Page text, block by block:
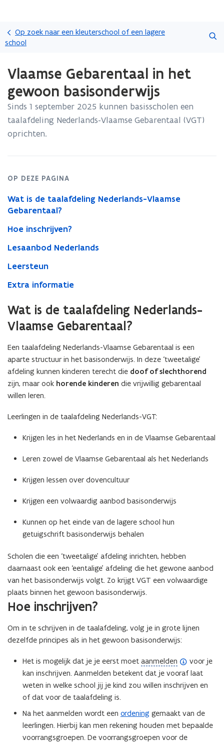
en
gaan
Op zoek naar een kleuterschool of een lagere
school
met
laden.
bevindt
zich
op:
Vlaamse
gewoon
Vlaamse Gebarentaal in het
gewoon basisonderwijs
Sinds 1 september 2025 kunnen basisscholen een
taalafdeling Nederlands-Vlaamse Gebarentaal (VGT)
oprichten.
OP DEZE PAGINA
Wat is de taalafdeling Nederlands-Vlaamse
Gebarentaal?
Hoe inschrijven?
Lesaanbod Nederlands
Leersteun
Extra informatie
Wat is de taalafdeling Nederlands-
Vlaamse Gebarentaal?
Een taalafdeling Nederlands-Vlaamse Gebarentaal is een
aparte structuur in het basisonderwijs. In deze ‘tweetalige’
afdeling kunnen kinderen terecht die doof of slechthorend
zijn, maar ook horende kinderen die vrijwillig gebarentaal
willen leren.
Leerlingen in de taalafdeling Nederlands-VGT:
Krijgen les in het Nederlands en in de Vlaamse Gebarentaal
Leren zowel de Vlaamse Gebarentaal als het Nederlands
Krijgen lessen over dovencultuur
Krijgen een volwaardig aanbod basisonderwijs
Kunnen op het einde van de lagere school hun
getuigschrift basisonderwijs behalen
Scholen die een ‘tweetalige’ afdeling inrichten, hebben
daarnaast ook een ‘eentalige’ afdeling die het gewone aanbod
van het basisonderwijs volgt. Zo krijgt VGT een volwaardige
plaats binnen het gewoon basisonderwijs.
Hoe inschrijven?
Om in te schrijven in de taalafdeling, volg je in grote lijnen
dezelfde principes als in het gewoon basisonderwijs:
Het is mogelijk dat je je eerst moet aanmelden
(
o
p
voor je
kan inschrijven. Aanmelden betekent dat je vooraf laat
weten in welke school jij je kind zou willen inschrijven en
of dat voor de taalafdeling is.
Na het aanmelden wordt een ordening gemaakt van de
leerlingen. Hierbij kan men rekening houden met bepaalde
voorrangsgroepen. De voorrangsgroepen voor de